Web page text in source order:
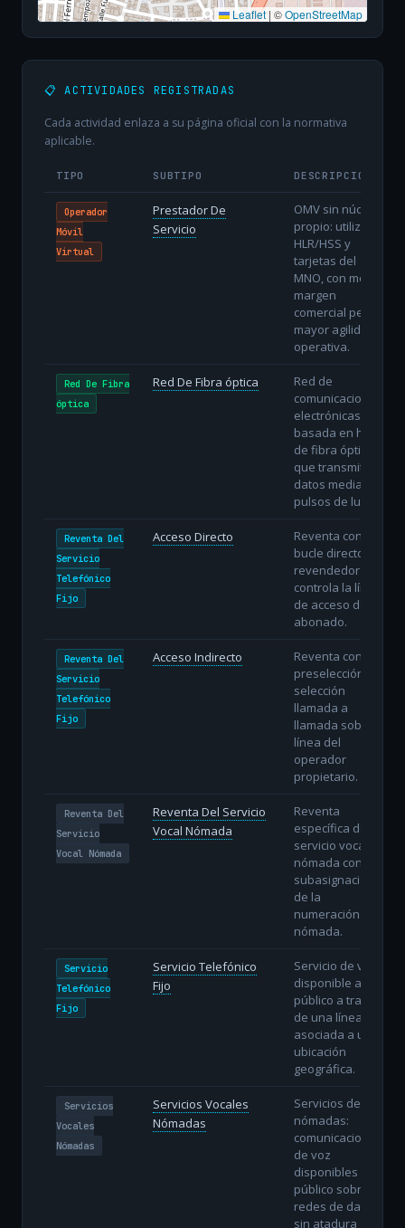
Leaflet | ©OpenStreetMap
📋 ACTIVIDADES REGISTRADAS
Cada actividad enlaza a su página oficial con la normativa
aplicable.
TIPO SUBTIPO DESCRIPCIÓN
Operador
Móvil
Virtual
Prestador De
Servicio
OMV sin núcleo
propio: utiliza
HLR/HSS y
tarjetas del
MNO, con menor
margen
comercial pero
mayor agilidad
operativa.
Red De Fibra
óptica
Red De Fibra óptica
Red de
comunicaciones
electrónicas
basada en hilos
de fibra óptica
que transmiten
datos mediante
pulsos de luz.
Reventa Del
Servicio
Telefónico
Fijo
Acceso Directo
Reventa con
bucle directo: el
revendedor
controla la línea
de acceso del
abonado.
Reventa Del
Servicio
Telefónico
Fijo
Acceso Indirecto
Reventa con
preselección o
selección
llamada a
llamada sobre la
línea del
operador
propietario.
Reventa Del
Servicio
Vocal Nómada
Reventa Del Servicio
Vocal Nómada
Reventa
específica del
servicio vocal
nómada con
subasignación
de la
numeración
nómada.
Servicio
Telefónico
Fijo
Servicio Telefónico
Fijo
Servicio de voz
disponible al
público a través
de una línea fija
asociada a una
ubicación
geográfica.
Servicios
Vocales
Nómadas
Servicios Vocales
Nómadas
Servicios de voz
nómadas:
comunicaciones
de voz
disponibles al
público sobre
redes de datos
sin atadura